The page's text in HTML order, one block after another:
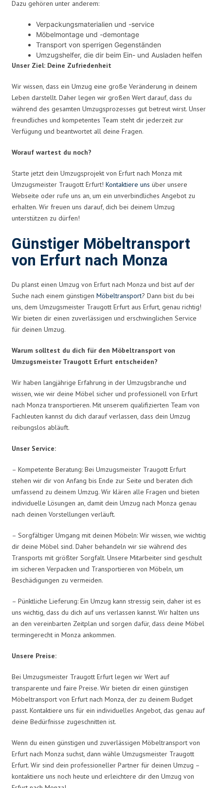
Dazu gehören unter anderem:
Verpackungsmaterialien und -service
Möbelmontage und -demontage
Transport von sperrigen Gegenständen
Umzugshelfer, die dir beim Ein- und Ausladen helfen
Unser Ziel: Deine Zufriedenheit
Wir wissen, dass ein Umzug eine große Veränderung in deinem
Leben darstellt. Daher legen wir großen Wert darauf, dass du
während des gesamten Umzugsprozesses gut betreut wirst. Unser
freundliches und kompetentes Team steht dir jederzeit zur
Verfügung und beantwortet all deine Fragen.
Worauf wartest du noch?
Starte jetzt dein Umzugsprojekt von Erfurt nach Monza mit
Umzugsmeister Traugott Erfurt! Kontaktiere uns über unsere
Webseite oder rufe uns an, um ein unverbindliches Angebot zu
erhalten. Wir freuen uns darauf, dich bei deinem Umzug
unterstützen zu dürfen!
Günstiger Möbeltransport
von Erfurt nach Monza
Du planst einen Umzug von Erfurt nach Monza und bist auf der
Suche nach einem günstigen Möbeltransport? Dann bist du bei
uns, dem Umzugsmeister Traugott Erfurt aus Erfurt, genau richtig!
Wir bieten dir einen zuverlässigen und erschwinglichen Service
für deinen Umzug.
Warum solltest du dich für den Möbeltransport von
Umzugsmeister Traugott Erfurt entscheiden?
Wir haben langjährige Erfahrung in der Umzugsbranche und
wissen, wie wir deine Möbel sicher und professionell von Erfurt
nach Monza transportieren. Mit unserem qualifizierten Team von
Fachleuten kannst du dich darauf verlassen, dass dein Umzug
reibungslos abläuft.
Unser Service:
– Kompetente Beratung: Bei Umzugsmeister Traugott Erfurt
stehen wir dir von Anfang bis Ende zur Seite und beraten dich
umfassend zu deinem Umzug. Wir klären alle Fragen und bieten
individuelle Lösungen an, damit dein Umzug nach Monza genau
nach deinen Vorstellungen verläuft.
– Sorgfältiger Umgang mit deinen Möbeln: Wir wissen, wie wichtig
dir deine Möbel sind. Daher behandeln wir sie während des
Transports mit größter Sorgfalt. Unsere Mitarbeiter sind geschult
im sicheren Verpacken und Transportieren von Möbeln, um
Beschädigungen zu vermeiden.
– Pünktliche Lieferung: Ein Umzug kann stressig sein, daher ist es
uns wichtig, dass du dich auf uns verlassen kannst. Wir halten uns
an den vereinbarten Zeitplan und sorgen dafür, dass deine Möbel
termingerecht in Monza ankommen.
Unsere Preise:
Bei Umzugsmeister Traugott Erfurt legen wir Wert auf
transparente und faire Preise. Wir bieten dir einen günstigen
Möbeltransport von Erfurt nach Monza, der zu deinem Budget
passt. Kontaktiere uns für ein individuelles Angebot, das genau auf
deine Bedürfnisse zugeschnitten ist.
Wenn du einen günstigen und zuverlässigen Möbeltransport von
Erfurt nach Monza suchst, dann wähle Umzugsmeister Traugott
Erfurt. Wir sind dein professioneller Partner für deinen Umzug –
kontaktiere uns noch heute und erleichtere dir den Umzug von